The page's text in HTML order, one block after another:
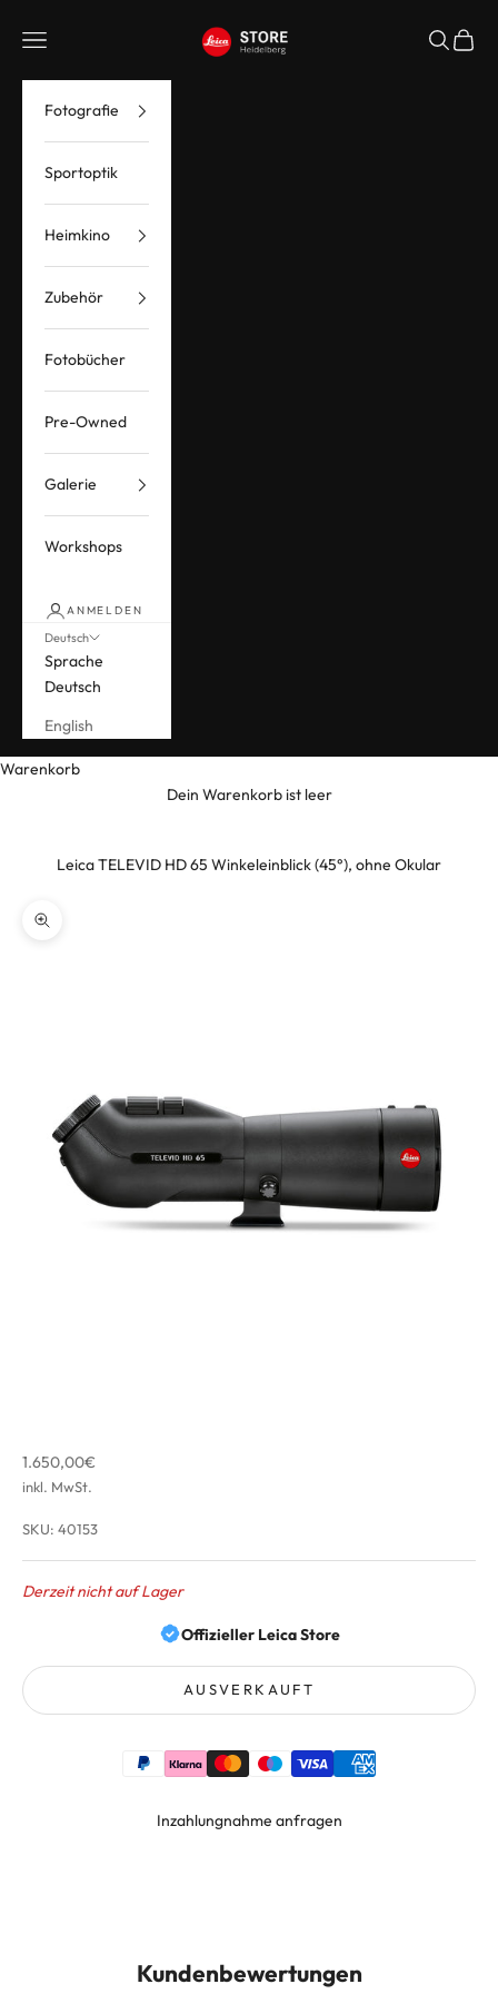
Leica Store Heidelberg
Menü Suchen
Fotografie
Sportoptik
Heimkino
Zubehör
Fotobücher
Pre-Owned
Galerie
Workshops
ANMELDEN
Deutsch
Sprache
Deutsch
English
Warenkorb
Dein Warenkorb ist leer
Leica TELEVID HD 65 Winkeleinblick (45°), ohne Okular
Bild vergrößern
Angebot
1.650,00€
inkl. MwSt.
SKU: 40153
Derzeit nicht auf Lager
Offizieller Leica Store
AUSVERKAUFT
Inzahlungnahme anfragen
Kundenbewertungen